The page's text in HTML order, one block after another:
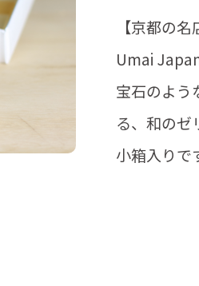
【京都の
Umai
宝石のよう
る、和のゼ
小箱入りで